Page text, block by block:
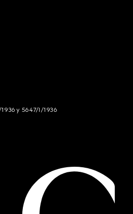
1936 y 5647/I/1936